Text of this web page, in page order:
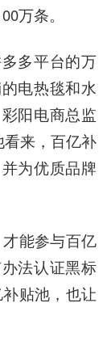
万条。
多平台的万
电热毯和水
阳电商总监
看来，百亿补
为优质品牌
能参与百亿
法认证黑标
贴池，也让